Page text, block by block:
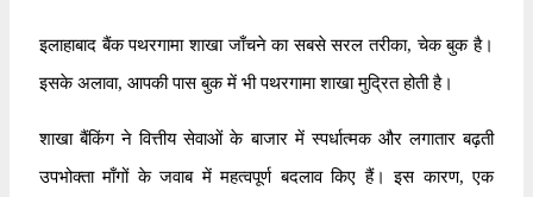
इलाहाबाद बैंक पथरगामा शाखा जाँचने का सबसे सरल तरीका, चेक बुक है।
इसके अलावा, आपकी पास बुक में भी पथरगामा शाखा मुद्रित होती है।
शाखा बैंकिंग ने वित्तीय सेवाओं के बाजार में स्पर्धात्मक और लगातार बढ़ती
उपभोक्ता माँगों के जवाब में महत्वपूर्ण बदलाव किए हैं। इस कारण, एक